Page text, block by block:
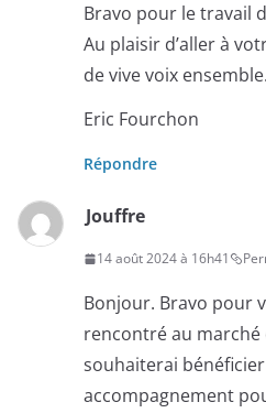
Bravo pour le travail
Au plaisir d’aller à
de vive voix ensemble.
Eric Fourchon
Répondre
Jouffre
14 août 2024 à 16h41
Bonjour. Bravo pour
rencontré au marché
souhaiterai
accompagnement